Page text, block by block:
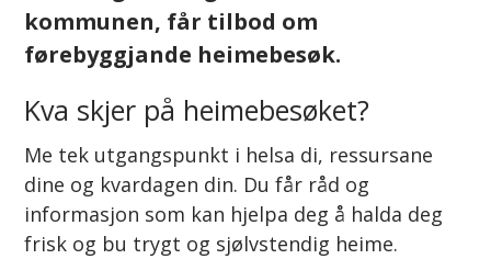
kommunen, får tilbod om
førebyggjande heimebesøk.
Kva skjer på heimebesøket?
Me tek utgangspunkt i helsa di, ressursane
dine og kvardagen din. Du får råd og
informasjon som kan hjelpa deg å halda deg
frisk og bu trygt og sjølvstendig heime.